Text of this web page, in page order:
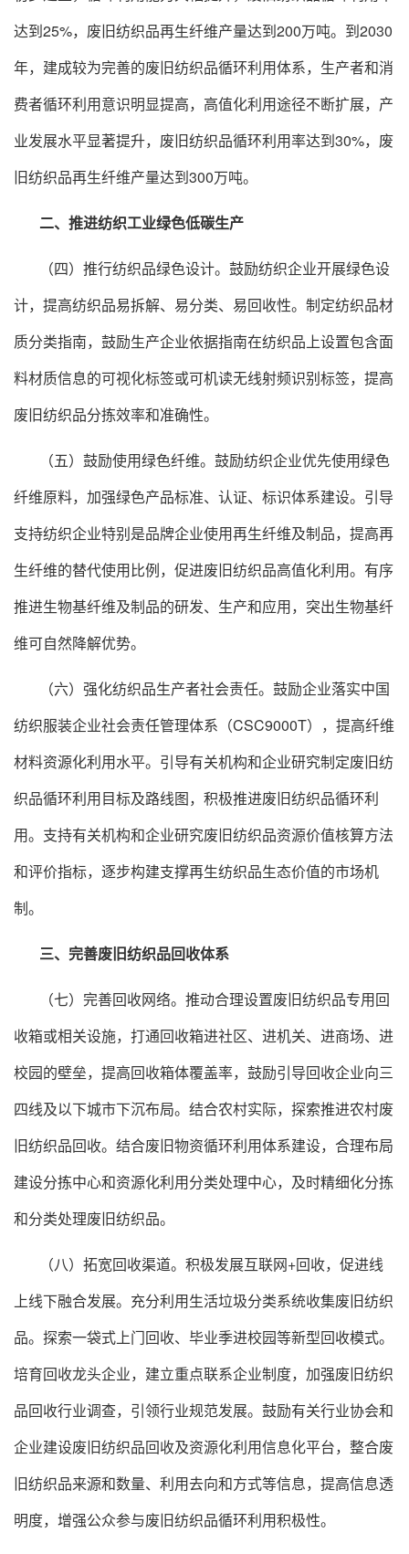
达到25%，废旧纺织品再生纤维产量达到200万吨。到2030
年，建成较为完善的废旧纺织品循环利用体系，生产者和消
费者循环利用意识明显提高，高值化利用途径不断扩展，产
业发展水平显著提升，废旧纺织品循环利用率达到30%，废
旧纺织品再生纤维产量达到300万吨。
二、推进纺织工业绿色低碳生产
（四）推行纺织品绿色设计。鼓励纺织企业开展绿色设
计，提高纺织品易拆解、易分类、易回收性。制定纺织品材
质分类指南，鼓励生产企业依据指南在纺织品上设置包含面
料材质信息的可视化标签或可机读无线射频识别标签，提高
废旧纺织品分拣效率和准确性。
（五）鼓励使用绿色纤维。鼓励纺织企业优先使用绿色
纤维原料，加强绿色产品标准、认证、标识体系建设。引导
支持纺织企业特别是品牌企业使用再生纤维及制品，提高再
生纤维的替代使用比例，促进废旧纺织品高值化利用。有序
推进生物基纤维及制品的研发、生产和应用，突出生物基纤
维可自然降解优势。
（六）强化纺织品生产者社会责任。鼓励企业落实中国
纺织服装企业社会责任管理体系（CSC9000T），提高纤维
材料资源化利用水平。引导有关机构和企业研究制定废旧纺
织品循环利用目标及路线图，积极推进废旧纺织品循环利
用。支持有关机构和企业研究废旧纺织品资源价值核算方法
和评价指标，逐步构建支撑再生纺织品生态价值的市场机
制。
三、完善废旧纺织品回收体系
（七）完善回收网络。推动合理设置废旧纺织品专用回
收箱或相关设施，打通回收箱进社区、进机关、进商场、进
校园的壁垒，提高回收箱体覆盖率，鼓励引导回收企业向三
四线及以下城市下沉布局。结合农村实际，探索推进农村废
旧纺织品回收。结合废旧物资循环利用体系建设，合理布局
建设分拣中心和资源化利用分类处理中心，及时精细化分拣
和分类处理废旧纺织品。
（八）拓宽回收渠道。积极发展互联网+回收，促进线
上线下融合发展。充分利用生活垃圾分类系统收集废旧纺织
品。探索一袋式上门回收、毕业季进校园等新型回收模式。
培育回收龙头企业，建立重点联系企业制度，加强废旧纺织
品回收行业调查，引领行业规范发展。鼓励有关行业协会和
企业建设废旧纺织品回收及资源化利用信息化平台，整合废
旧纺织品来源和数量、利用去向和方式等信息，提高信息透
明度，增强公众参与废旧纺织品循环利用积极性。